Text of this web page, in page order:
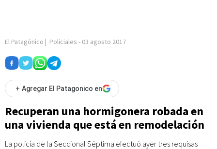
El Patagónico | Policiales - 03 agosto 2017
+ Agregar El Patagonico en
Recuperan una hormigonera robada en
una vivienda que está en remodelación
La policía de la Seccional Séptima efectuó ayer tres requisas